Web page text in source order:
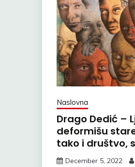
Naslovna
Drago Dedić –
deformišu
tako i društvo,
December 5, 2022